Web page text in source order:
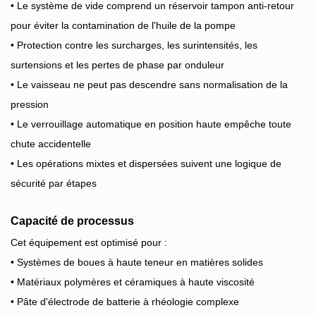
• Le système de vide comprend un réservoir tampon anti-retour
pour éviter la contamination de l'huile de la pompe
• Protection contre les surcharges, les surintensités, les
surtensions et les pertes de phase par onduleur
• Le vaisseau ne peut pas descendre sans normalisation de la
pression
• Le verrouillage automatique en position haute empêche toute
chute accidentelle
• Les opérations mixtes et dispersées suivent une logique de
sécurité par étapes
Capacité de processus
Cet équipement est optimisé pour :
• Systèmes de boues à haute teneur en matières solides
• Matériaux polymères et céramiques à haute viscosité
• Pâte d'électrode de batterie à rhéologie complexe